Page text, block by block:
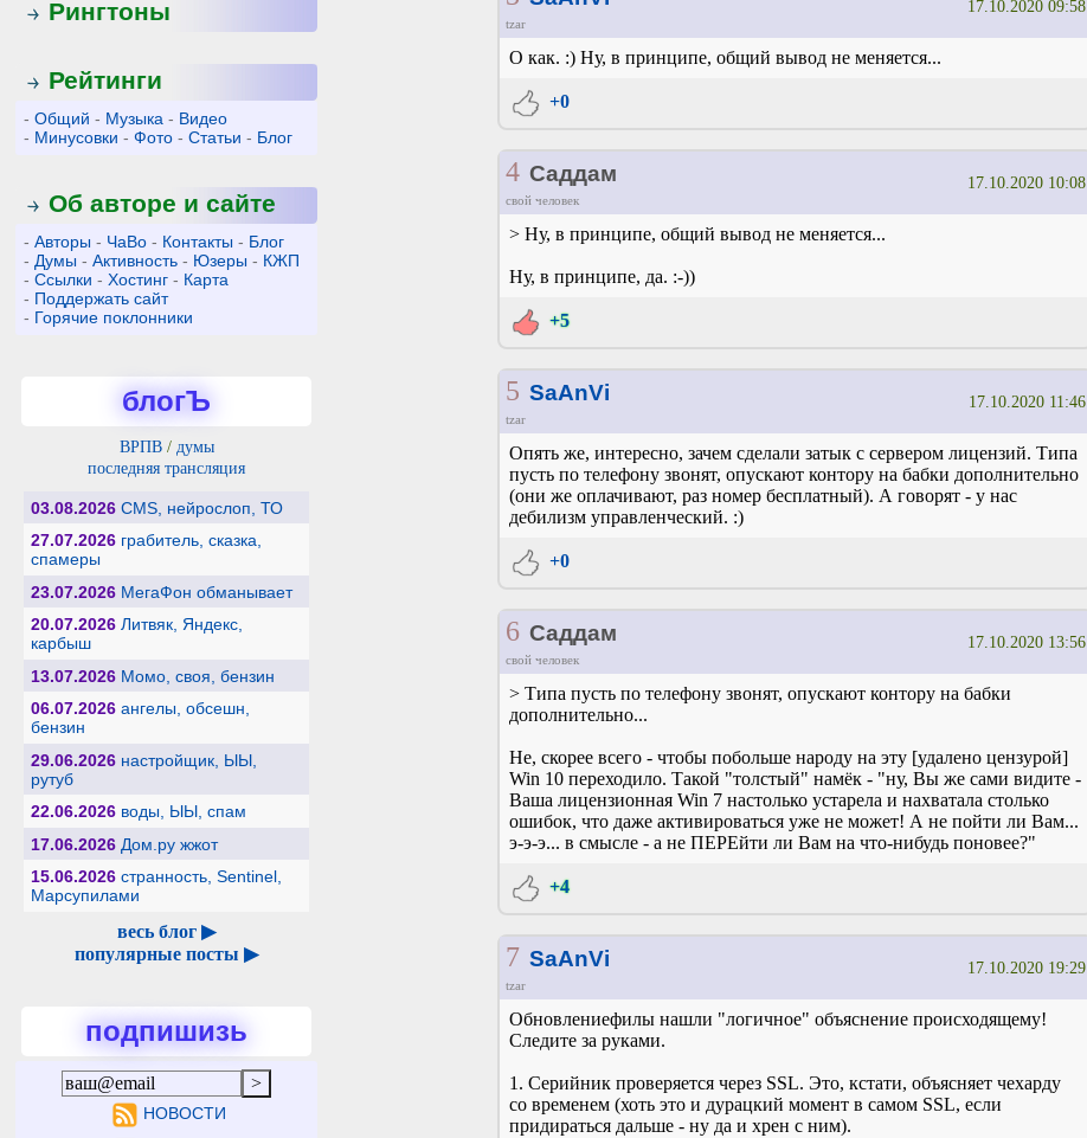
Рингтоны
Рейтинги
-Общий - Музыка - Видео
- Минусовки -Фото -Статьи - Блог
Об авторе и сайте
-Авторы - ЧаВо - Контакты - Блог
- Думы -Активность - Юзеры - КЖП
-Ссылки -Хостинг - Карта
- Поддержать сайт
- Горячие поклонники
блогЪ
ВРПВ/ думы
последняя трансляция
03.08.2026 CMS, нейрослоп, ТО
27.07.2026 грабитель, сказка,
спамеры
23.07.2026 МегаФон обманывает
20.07.2026 Литвяк, Яндекс,
карбыш
13.07.2026 Момо, своя, бензин
06.07.2026 ангелы, обсешн,
бензин
29.06.2026 настройщик, ЫЫ,
рутуб
22.06.2026 воды, ЫЫ, спам
17.06.2026 Дом.ру жжот
15.06.2026 странность, Sentinel,
Марсупилами
весь блог ▶
популярные посты ▶
подпишизь
НОВОСТИ
tzar
17.10.2020 09:58
О как. :) Ну, в принципе, общий вывод не меняется...
+0
4 Саддам
свой человек
17.10.2020 10:08
> Ну, в принципе, общий вывод не меняется...
Ну, в принципе, да. :-))
+5
5 SaAnVi
tzar
17.10.2020 11:46
Опять же, интересно, зачем сделали затык с сервером лицензий. Типа
пусть по телефону звонят, опускают контору на бабки дополнительно
(они же оплачивают, раз номер бесплатный). А говорят - у нас
дебилизм управленческий. :)
+0
6 Саддам
свой человек
17.10.2020 13:56
> Типа пусть по телефону звонят, опускают контору на бабки
дополнительно...
Не, скорее всего - чтобы побольше народу на эту [удалено цензурой]
Win 10 переходило. Такой "толстый" намёк - "ну, Вы же сами видите -
Ваша лицензионная Win 7 настолько устарела и нахватала столько
ошибок, что даже активироваться уже не может! А не пойти ли Вам...
э-э-э... в смысле - а не ПЕРЕйти ли Вам на что-нибудь поновее?"
+4
7 SaAnVi
tzar
17.10.2020 19:29
Обновлениефилы нашли "логичное" объяснение происходящему!
Следите за руками.
1. Серийник проверяется через SSL. Это, кстати, объясняет чехарду
со временем (хоть это и дурацкий момент в самом SSL, если
придираться дальше - ну да и хрен с ним).